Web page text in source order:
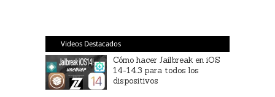
Videos Destacados
Cómo hacer Jailbreak en iOS
14-14.3 para todos los
dispositivos